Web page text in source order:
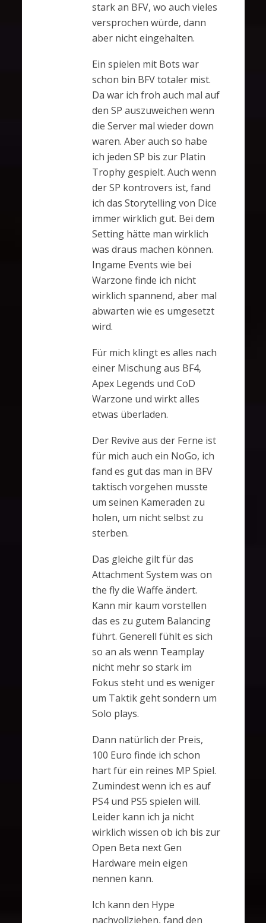
stark an BFV, wo auch vieles
versprochen würde, dann
aber nicht eingehalten.
Ein spielen mit Bots war
schon bin BFV totaler mist.
Da war ich froh auch mal auf
den SP auszuweichen wenn
die Server mal wieder down
waren. Aber auch so habe
ich jeden SP bis zur Platin
Trophy gespielt. Auch wenn
der SP kontrovers ist, fand
ich das Storytelling von Dice
immer wirklich gut. Bei dem
Setting hätte man wirklich
was draus machen können.
Ingame Events wie bei
Warzone finde ich nicht
wirklich spannend, aber mal
abwarten wie es umgesetzt
wird.
Für mich klingt es alles nach
einer Mischung aus BF4,
Apex Legends und CoD
Warzone und wirkt alles
etwas überladen.
Der Revive aus der Ferne ist
für mich auch ein NoGo, ich
fand es gut das man in BFV
taktisch vorgehen musste
um seinen Kameraden zu
holen, um nicht selbst zu
sterben.
Das gleiche gilt für das
Attachment System was on
the fly die Waffe ändert.
Kann mir kaum vorstellen
das es zu gutem Balancing
führt. Generell fühlt es sich
so an als wenn Teamplay
nicht mehr so stark im
Fokus steht und es weniger
um Taktik geht sondern um
Solo plays.
Dann natürlich der Preis,
100 Euro finde ich schon
hart für ein reines MP Spiel.
Zumindest wenn ich es auf
PS4 und PS5 spielen will.
Leider kann ich ja nicht
wirklich wissen ob ich bis zur
Open Beta next Gen
Hardware mein eigen
nennen kann.
Ich kann den Hype
nachvollziehen, fand den